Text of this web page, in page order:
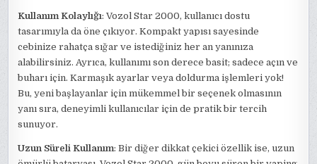
Kullanım Kolaylığı: Vozol Star 2000, kullanıcı dostu
tasarımıyla da öne çıkıyor. Kompakt yapısı sayesinde
cebinize rahatça sığar ve istediğiniz her an yanınıza
alabilirsiniz. Ayrıca, kullanımı son derece basit; sadece açın ve
buharı için. Karmaşık ayarlar veya doldurma işlemleri yok!
Bu, yeni başlayanlar için mükemmel bir seçenek olmasının
yanı sıra, deneyimli kullanıcılar için de pratik bir tercih
sunuyor.
Uzun Süreli Kullanım: Bir diğer dikkat çekici özellik ise, uzun